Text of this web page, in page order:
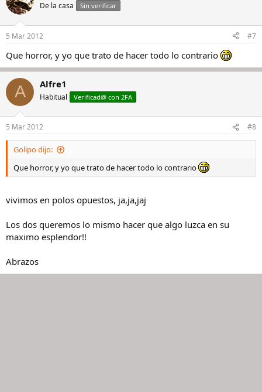
De la casa Sin verificar
5 Mar 2012 #7
Que horror, y yo que trato de hacer todo lo contrario
A Alfre1
Habitual Verificad@ con 2FA
5 Mar 2012 #8
Golipo dijo:
Que horror, y yo que trato de hacer todo lo contrario
vivimos en polos opuestos, ja,ja,jaj
Los dos queremos lo mismo hacer que algo luzca en su
maximo esplendor!!
Abrazos